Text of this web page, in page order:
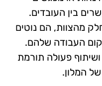
בין העובדים.
מהצוות, הם נוטים
העבודה שלהם.
פעולה תורמת
המלון.